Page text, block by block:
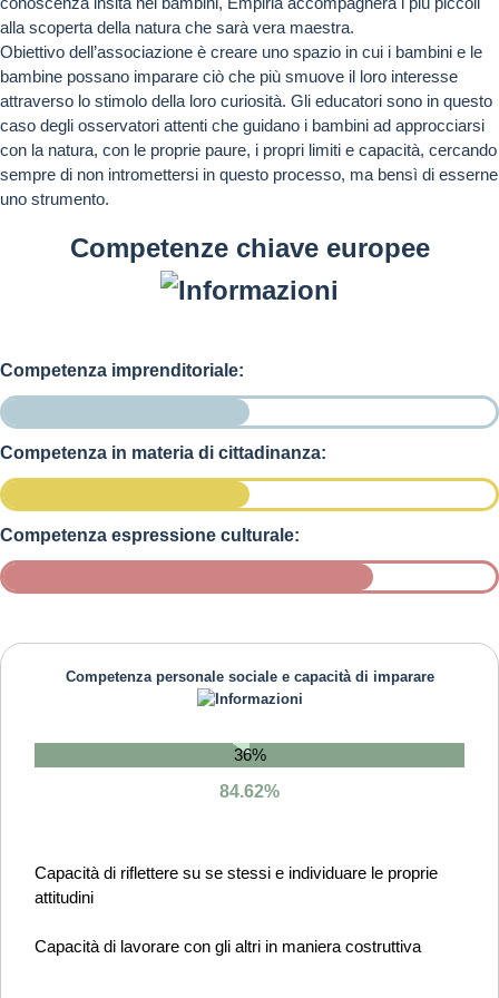
alla scoperta della natura che sarà vera maestra.
Obiettivo dell’associazione è creare uno spazio in cui i bambini e le
bambine possano imparare ciò che più smuove il loro interesse
attraverso lo stimolo della loro curiosità. Gli educatori sono in questo
caso degli osservatori attenti che guidano i bambini ad approcciarsi
con la natura, con le proprie paure, i propri limiti e capacità, cercando
sempre di non intromettersi in questo processo, ma bensì di esserne
uno strumento.
Competenze chiave europee
Competenza imprenditoriale:
Competenza in materia di cittadinanza:
Competenza espressione culturale:
Competenza personale sociale e capacità di imparare
36%
84.62%
Capacità di riflettere su se stessi e individuare le proprie
attitudini
Capacità di lavorare con gli altri in maniera costruttiva